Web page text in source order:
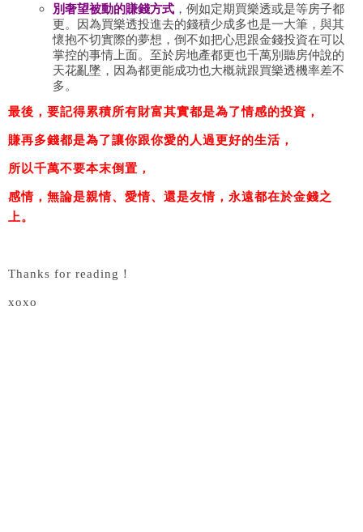
別奢望被動的賺錢方式 ，例如定期買樂透或是等房子都
更。因為買樂透投進去的錢積少成多也是一大筆，與其
懷抱不切實際的夢想，倒不如把心思跟金錢投資在可以
掌控的事情上面。至於房地產都更也千萬別聽房仲說的
天花亂墜，因為都更能成功也大概就跟買樂透機率差不
多。
最後，要記得累積所有財富其實都是為了情感的投資，
賺再多錢都是為了讓你跟你愛的人過更好的生活，
所以千萬不要本末倒置，
感情，無論是親情、愛情、還是友情，永遠都在於金錢之
上。
Thanks for reading！
xoxo